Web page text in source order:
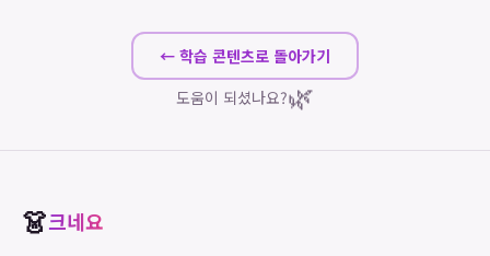
← 학습 콘텐츠로 돌아가기
도움이 되셨나요?🌿
👗크네요